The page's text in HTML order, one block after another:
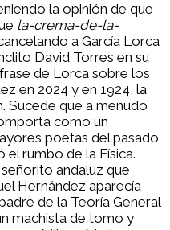
la opinión de que
la-crema-de-la-
a García Lorca
David Torres en su
de Lorca sobre los
en 2024 y en 1924, la
Sucede que a menudo
como un
poetas del pasado
rumbo de la Física.
andaluz que
Hernández aparecía
de la Teoría General
machista de tomo y